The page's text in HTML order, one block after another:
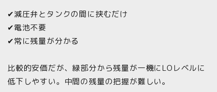
✔減圧弁とタンクの間に挟むだけ
✔電池不要
✔常に残量が分かる
比較的安価だが、緑部分から残量が一機にLOレベルに
低下しやすい。中間の残量の把握が難しい。